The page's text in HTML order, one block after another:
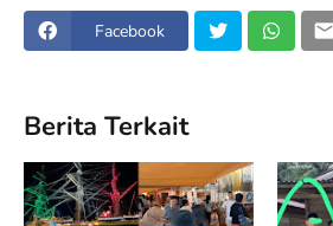
Facebook
Berita Terkait